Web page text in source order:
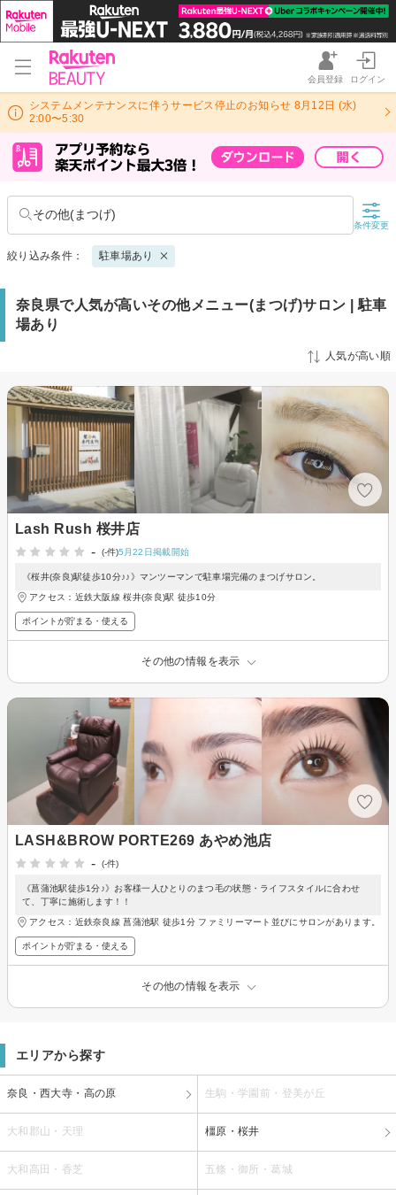
会員登録 ログイン
システムメンテナンスに伴うサービス停止のお知らせ 8月12日 (水)
2:00〜5:30
その他(まつげ)
条件変更
絞り込み条件： 駐車場あり
奈良県で人気が高いその他メニュー(まつげ)サロン | 駐車
場あり
人気が高い順
Lash Rush 桜井店
-
(-件)5月22日掲載開始
《桜井(奈良)駅徒歩10分♪♪》マンツーマンで駐車場完備のまつげサロン。
アクセス：近鉄大阪線 桜井(奈良)駅 徒歩10分
ポイントが貯まる・使える
その他の情報を表示
LASH&BROW PORTE269 あやめ池店
-
(-件)
《菖蒲池駅徒歩1分♪》お客様一人ひとりのまつ毛の状態・ライフスタイルに合わせ
て、丁寧に施術します！！
アクセス：近鉄奈良線 菖蒲池駅 徒歩1分 ファミリーマート並びにサロンがあります。
ポイントが貯まる・使える
その他の情報を表示
エリアから探す
奈良・西大寺・高の原 生駒・学園前・登美が丘
大和郡山・天理 橿原・桜井
大和高田・香芝 五條・御所・葛城